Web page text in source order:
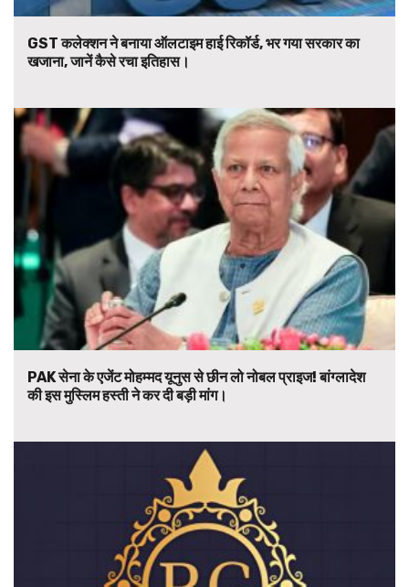
GST कलेक्शन ने बनाया ऑलटाइम हाई रिकॉर्ड, भर गया सरकार का
खजाना, जानें कैसे रचा इतिहास।
PAK सेना के एजेंट मोहम्मद यूनुस से छीन लो नोबल प्राइज! बांग्लादेश
की इस मुस्लिम हस्ती ने कर दी बड़ी मांग।